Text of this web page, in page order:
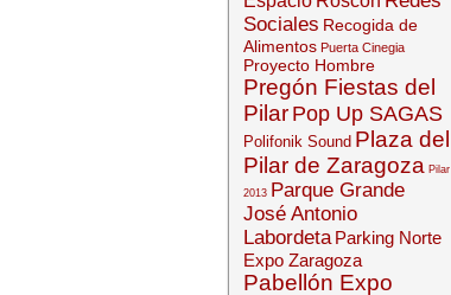
Sociales Recogida de
Alimentos Puerta Cinegia
Proyecto Hombre
Pregón Fiestas del
Pilar Pop Up SAGAS
Polifonik Sound Plaza del
Pilar de Zaragoza Pilar
2013 Parque Grande
José Antonio
Labordeta Parking Norte
Expo Zaragoza
Pabellón Expo